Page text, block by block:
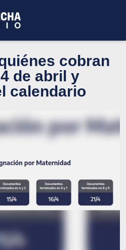
cobran
de abril y
calendario